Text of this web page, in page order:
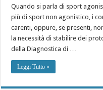
Quando si parla di sport
più di sport non agonistico, i
carenti, oppure, se presenti,
la necessità di stabilire dei
della Diagnostica di …
Leggi Tutto »